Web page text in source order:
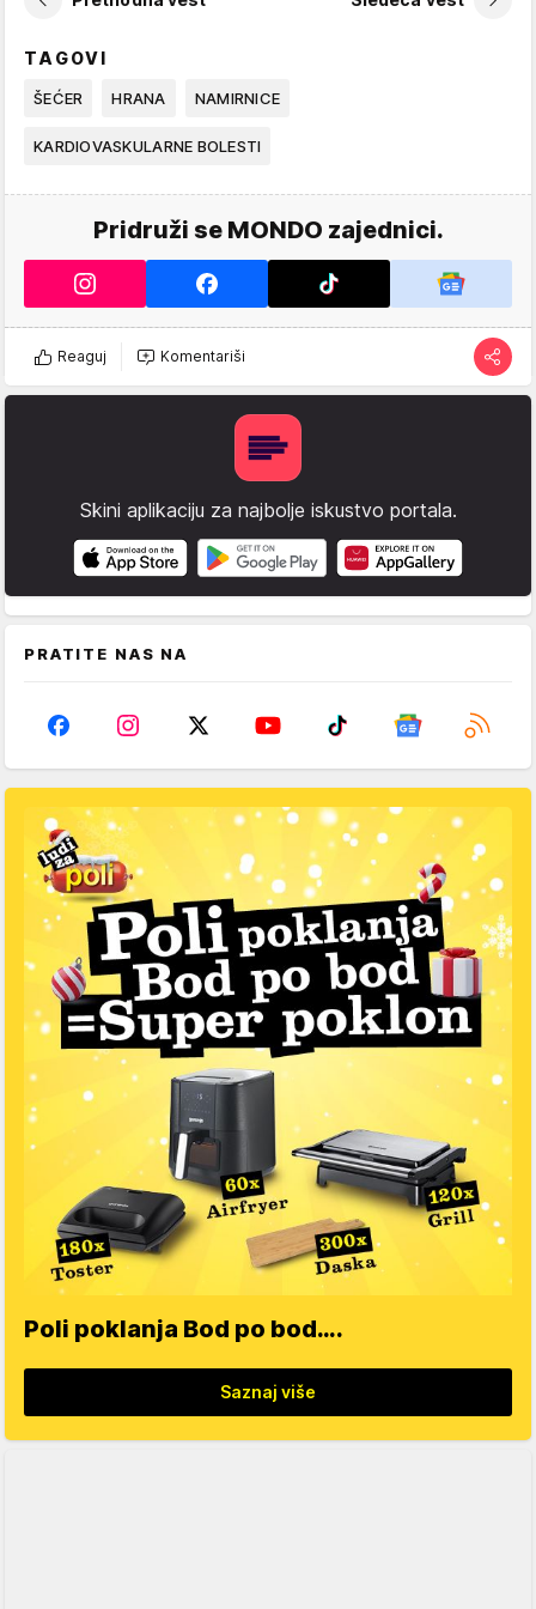
TAGOVI
ŠEĆER HRANA NAMIRNICE
KARDIOVASKULARNE BOLESTI
Pridruži se MONDO zajednici.
Reaguj Komentariši
Skini aplikaciju za najbolje iskustvo portala.
PRATITE NAS NA
Poli poklanja Bod po bod….
Saznaj više